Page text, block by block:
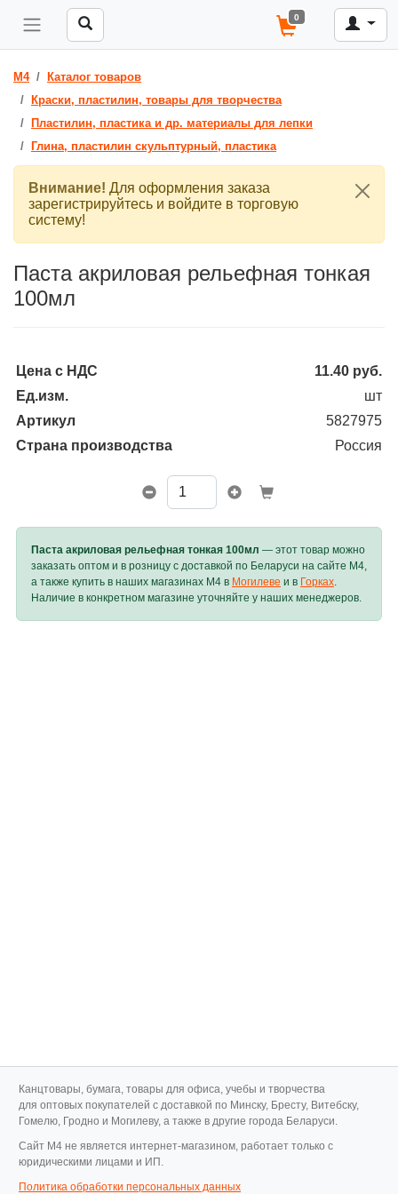
0
M4
Каталог товаров
Краски, пластилин, товары для творчества
Пластилин, пластика и др. материалы для лепки
Глина, пластилин скульптурный, пластика
Внимание! Для оформления заказа
зарегистрируйтесь и войдите в торговую
систему!
Паста акриловая рельефная тонкая
100мл
Цена с НДС 11.40 руб.
Ед.изм.
шт
Артикул
5827975
Страна производства
Россия
Паста акриловая рельефная тонкая 100мл — этот товар можно
заказать оптом и в розницу с доставкой по Беларуси на сайте M4,
а также купить в наших магазинах M4 в Могилеве и в Горках.
Наличие в конкретном магазине уточняйте у наших менеджеров.
Канцтовары, бумага, товары для офиса, учебы и творчества
для оптовых покупателей с доставкой по Минску, Бресту, Витебску,
Гомелю, Гродно и Могилеву, а также в другие города Беларуси.
Cайт M4 не является интернет-магазином, работает только с
юридическими лицами и ИП.
Политика обработки персональных данных